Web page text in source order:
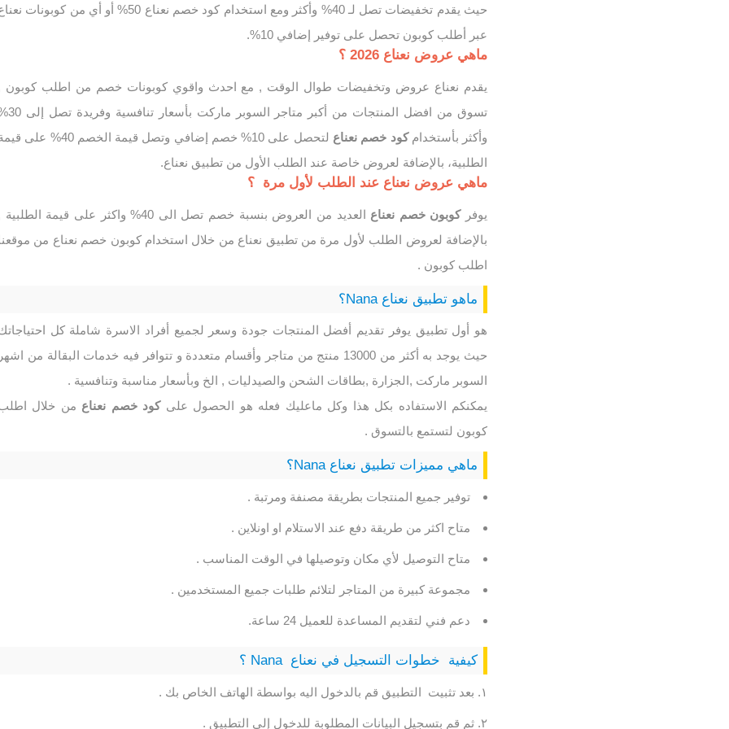
حيث يقدم تخفيضات تصل لـ 40% وأكثر ومع استخدام كود خصم نعناع 50% أو أي من كوبونات
عبر أطلب كوبون تحصل على توفير إضافي 10%.
ماهي عروض نعناع 2026 ؟
يقدم نعناع عروض وتخفيضات طوال الوقت , مع احدث واقوي كوبونات خصم من اطلب كوبون
تسوق من افضل المنتجات من أكبر متاجر السوبر
وأكثر بأستخدام كود خصم نعناع
لتحصل على 10% خصم إضافي وتصل قيمة الخصم 40% على
الطلبية، بالإضافة لعروض خاصة عند الطلب الأول من تطبيق نعناع.
ماهي عروض نعناع عند الطلب لأول مرة ؟
يوفركوبون خصم نعناع
العديد من العروض بنسبة خصم تصل الى 40% واكثر على قيمة
بالإضافة لعروض الطلب لأول مرة من تطبيق نعناع من خلال استخدام كوبون خصم نعناع من
اطلب كوبون .
ماهو تطبيق نعناع Nana؟
هو أول تطبيق يوفر تقديم أفضل المنتجات جودة وسعر لجميع أفراد الاسرة شاملة كل
حيث يوجد به أكثر من 13000 منتج من متاجر وأقسام متعددة و تتوافر فيه خدمات البقالة من اشهر
السوبر ماركت ,الجزارة ,بطاقات الشحن والصيدليات , الخ وبأسعار مناسبة وتنافسية .
يمكنكم الاستفاده بكل هذا وكل ماعليك فعله هو الحصول علىكود خصم نعناع من خلال
كوبون لتستمع بالتسوق .
ماهي مميزات تطبيق نعناع Nana؟
توفير جميع المنتجات بطريقة مصنفة ومرتبة .
متاح اكثر من طريقة دفع عند الاستلام او اونلاين .
متاح التوصيل لأي مكان وتوصيلها في الوقت المناسب .
مجموعة كبيرة من المتاجر لتلائم طلبات جميع المستخدمين .
دعم فني لتقديم المساعدة للعميل 24 ساعة.
كيفية خطوات التسجيل في نعناع Nana ؟
بعد تثبيت التطبيق قم بالدخول اليه بواسطة الهاتف الخاص بك .
ثم قم بتسجيل البيانات المطلوبة للدخول إلى التطبيق .